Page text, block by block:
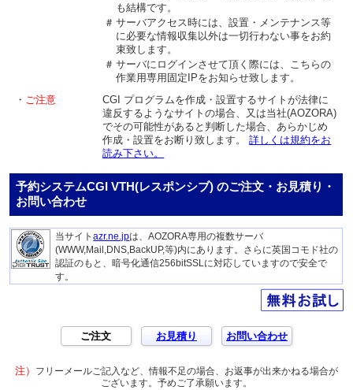
も結構です。
＃ サーバアクセス時には、設置・メンテナンス等
に必要な情報収集以外は一切行わない事をお約
束致します。
＃ サーバにログインさせて頂く際には、こちらの
作業用専用固定IPをお知らせ致します。
・ ご注意
CGI プログラムを作成・設置するサイトが法律に
違反するようなサイトの場合、又は当社(AOZORA)
でその可能性があると判断した場合、あらかじめ
作成・設置をお断り致します。詳しくは規約をお
読み下さい。
予約システムCGI VTH(レスポンシブ) のご注文・お見積り・
お問い合わせ
当サイトazr.ne.jpは、AOZORA専用の複数サーバ
(WWW,Mail,DNS,BackUP,等)内にあります。さらに英国コモド社の
認証のもと、暗号化通信256bitSSLに対応していますので安全で
す。
ご注文 お見積り お問い合わせ
注）
フリーメールご記入など、情報不足の場合、お返事が出来かねる場合が
ございます。予めご了承願います。